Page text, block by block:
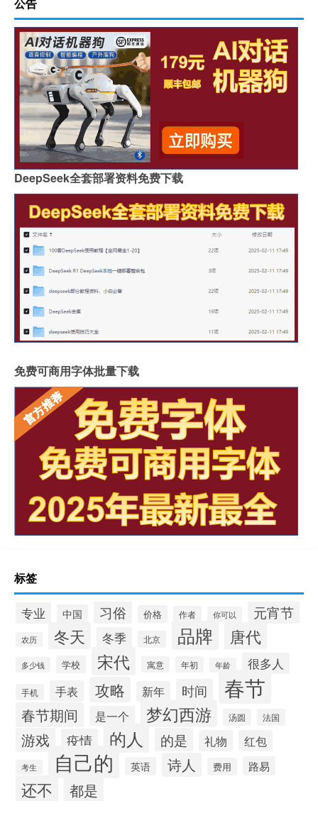
公告
DeepSeek全套部署资料免费下载
免费可商用字体批量下载
标签
专业 中国 习俗 价格 作者 你可以 元宵节
农历 冬天 冬季 北京 品牌 唐代
多少钱 学校 宋代 寓意 年初 年龄 很多人
手机 手表 攻略 新年 时间 春节
春节期间 是一个 梦幻西游 汤圆 法国
游戏 疫情 的人 的是 礼物 红包
考生 自己的 英语 诗人 费用 路易
还不 都是